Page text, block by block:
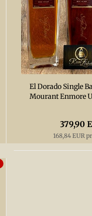
El Dorado Single
Mourant Enmore
379,90
168,84 EUR